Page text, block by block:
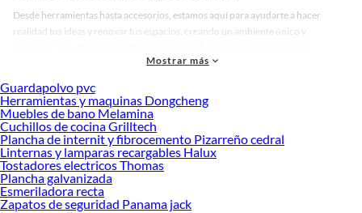
Desde herramientas hasta accesorios, estamos aquí para ayudarte a hacer
realidad tus ideas y renovar tus espacios, creando un ambiente único y
accesorios de calidad que te ayudarán a crear un espacio más tú.
Desde remodelaciones hasta proyectos de decoración, estamos aquí para hacer
tus ideas realidad. ¡Visítanos y encuentra todo lo que tenemos para ofrecerte en
Bisagras para puertas y ventanas!
Explora la variedad de productos de Bisagras para puertas y ventanas
en Sodimac
Herramientas, materiales y accesorios de calidad para tus proyectos y
renovación de espacios. ¡Visítanos y descubre todo lo que tenemos para
Mostrar más
Guardapolvo pvc
Herramientas y maquinas Dongcheng
Muebles de bano Melamina
Cuchillos de cocina Grilltech
Plancha de internit y fibrocemento Pizarreño cedral
Linternas y lamparas recargables Halux
Tostadores electricos Thomas
Plancha galvanizada
Esmeriladora recta
Zapatos de seguridad Panama jack